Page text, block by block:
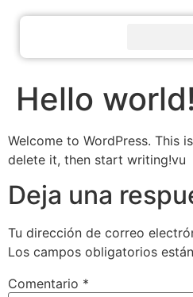
Hello world!
Welcome to WordPress. This
delete it, then start writing!vu
Deja una
Tu dirección de correo
Los campos obligatorios
Comentario *